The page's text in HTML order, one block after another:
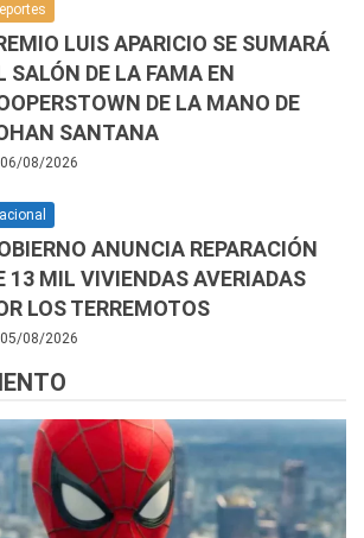
LUIS APARICIO SE SUMARÁ
SALÓN DE LA FAMA EN
DE LA MANO DE
SANTANA
06/08/2026
ANUNCIA REPARACIÓN
13 MIL VIVIENDAS AVERIADAS
LOS TERREMOTOS
05/08/2026